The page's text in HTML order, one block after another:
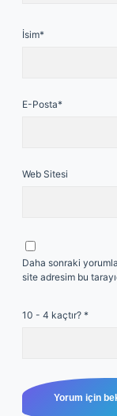
İsim*
E-Posta*
Web Sitesi
Daha sonraki
site adresim bu
10 - 4 kaçtır? *